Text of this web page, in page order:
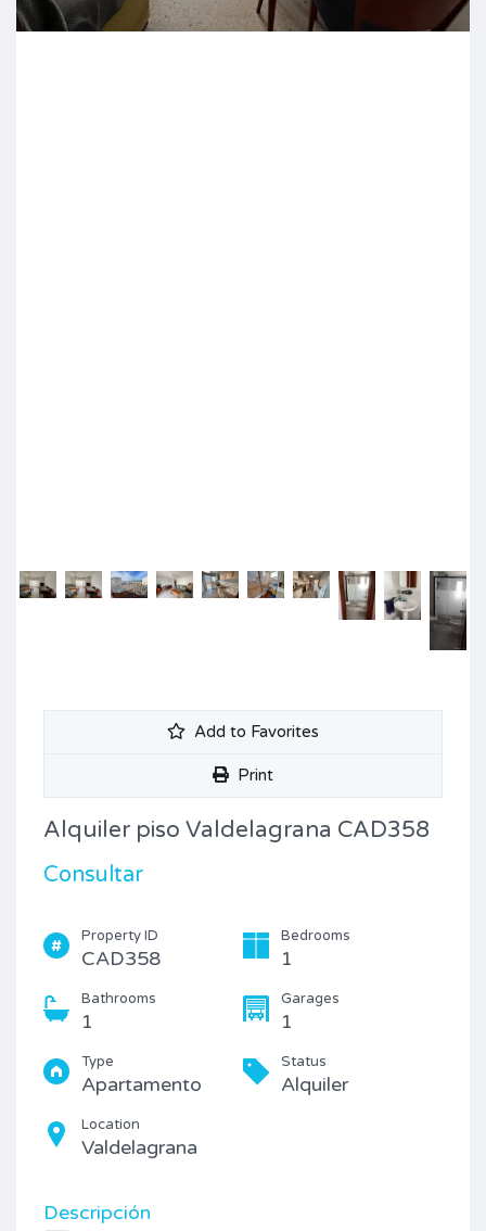
Add to Favorites
Print
Alquiler piso Valdelagrana CAD358
Consultar
Property ID
CAD358
Bedrooms
1
Bathrooms
1
Garages
1
Type
Apartamento
Status
Alquiler
Location
Valdelagrana
Descripción